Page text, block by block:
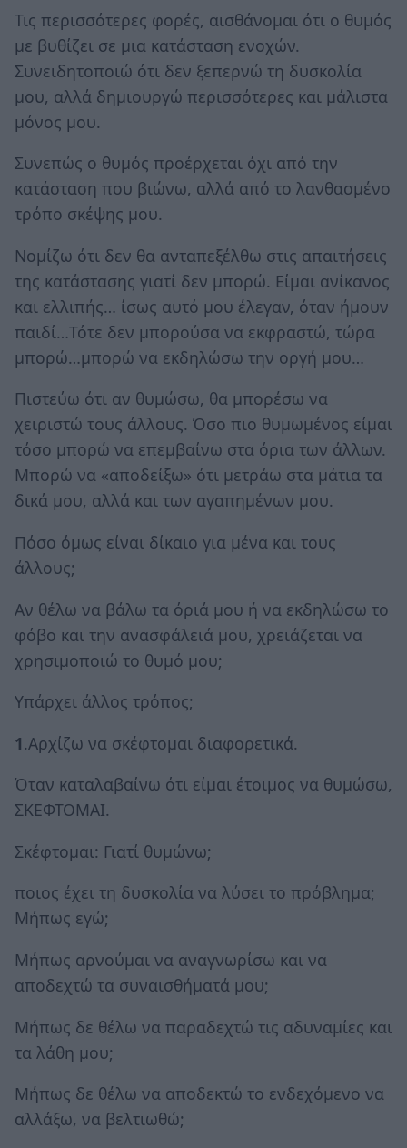
Τις περισσότερες φορές, αισθάνομαι ότι ο θυμός
με βυθίζει σε μια κατάσταση ενοχών.
Συνειδητοποιώ ότι δεν ξεπερνώ τη δυσκολία
μου, αλλά δημιουργώ περισσότερες και μάλιστα
μόνος μου.
Συνεπώς ο θυμός προέρχεται όχι από την
κατάσταση που βιώνω, αλλά από το λανθασμένο
τρόπο σκέψης μου.
Νομίζω ότι δεν θα ανταπεξέλθω στις απαιτήσεις
της κατάστασης γιατί δεν μπορώ. Είμαι ανίκανος
και ελλιπής… ίσως αυτό μου έλεγαν, όταν ήμουν
παιδί…Τότε δεν μπορούσα να εκφραστώ, τώρα
μπορώ…μπορώ να εκδηλώσω την οργή μου…
Πιστεύω ότι αν θυμώσω, θα μπορέσω να
χειριστώ τους άλλους. Όσο πιο θυμωμένος είμαι
τόσο μπορώ να επεμβαίνω στα όρια των άλλων.
Μπορώ να «αποδείξω» ότι μετράω στα μάτια τα
δικά μου, αλλά και των αγαπημένων μου.
Πόσο όμως είναι δίκαιο για μένα και τους
άλλους;
Αν θέλω να βάλω τα όριά μου ή να εκδηλώσω το
φόβο και την ανασφάλειά μου, χρειάζεται να
χρησιμοποιώ το θυμό μου;
Υπάρχει άλλος τρόπος;
1.Αρχίζω να σκέφτομαι διαφορετικά.
Όταν καταλαβαίνω ότι είμαι έτοιμος να θυμώσω,
ΣΚΕΦΤΟΜΑΙ.
Σκέφτομαι: Γιατί θυμώνω;
ποιος έχει τη δυσκολία να λύσει το πρόβλημα;
Μήπως εγώ;
Μήπως αρνούμαι να αναγνωρίσω και να
αποδεχτώ τα συναισθήματά μου;
Μήπως δε θέλω να παραδεχτώ τις αδυναμίες και
τα λάθη μου;
Μήπως δε θέλω να αποδεκτώ το ενδεχόμενο να
αλλάξω, να βελτιωθώ;